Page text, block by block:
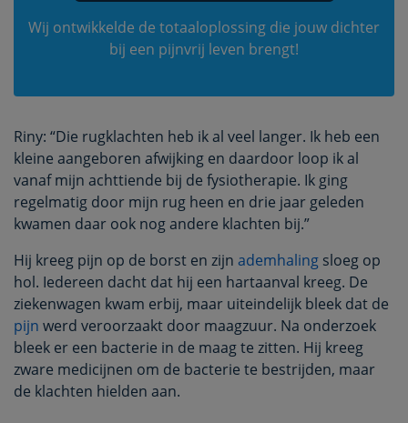
Wij ontwikkelde de totaaloplossing die jouw dichter
bij een pijnvrij leven brengt!
Riny: “Die rugklachten heb ik al veel langer. Ik heb een
kleine aangeboren afwijking en daardoor loop ik al
vanaf mijn achttiende bij de fysiotherapie. Ik ging
regelmatig door mijn rug heen en drie jaar geleden
kwamen daar ook nog andere klachten bij.”
Hij kreeg pijn op de borst en zijn ademhaling sloeg op
hol. Iedereen dacht dat hij een hartaanval kreeg. De
ziekenwagen kwam erbij, maar uiteindelijk bleek dat de
pijn werd veroorzaakt door maagzuur. Na onderzoek
bleek er een bacterie in de maag te zitten. Hij kreeg
zware medicijnen om de bacterie te bestrijden, maar
de klachten hielden aan.